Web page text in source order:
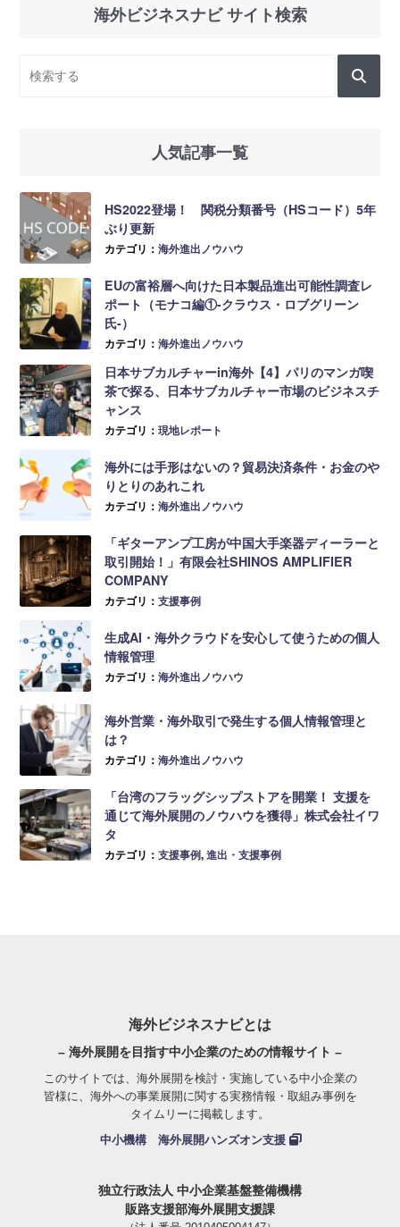
海外ビジネスナビ サイト検索
人気記事一覧
HS2022登場！ 関税分類番号（HSコード）5年
ぶり更新
カテゴリ：海外進出ノウハウ
EUの富裕層へ向けた日本製品進出可能性調査レ
ポート（モナコ編①-クラウス・ロブグリーン
氏-）
カテゴリ：海外進出ノウハウ
日本サブカルチャーin海外【4】パリのマンガ喫
茶で探る、日本サブカルチャー市場のビジネスチ
ャンス
カテゴリ：現地レポート
海外には手形はないの？貿易決済条件・お金のや
りとりのあれこれ
カテゴリ：海外進出ノウハウ
「ギターアンプ工房が中国大手楽器ディーラーと
取引開始！」有限会社SHINOS AMPLIFIER
COMPANY
カテゴリ：支援事例
生成AI・海外クラウドを安心して使うための個人
情報管理
カテゴリ：海外進出ノウハウ
海外営業・海外取引で発生する個人情報管理と
は？
カテゴリ：海外進出ノウハウ
「台湾のフラッグシップストアを開業！ 支援を
通じて海外展開のノウハウを獲得」株式会社イワ
タ
カテゴリ：支援事例,進出・支援事例
海外ビジネスナビとは
– 海外展開を目指す中小企業のための情報サイト –
このサイトでは、海外展開を検討・実施している中小企業の
皆様に、海外への事業展開に関する実務情報・取組み事例を
タイムリーに掲載します。
中小機構 海外展開ハンズオン支援
独立行政法人 中小企業基盤整備機構
販路支援部海外展開支援課